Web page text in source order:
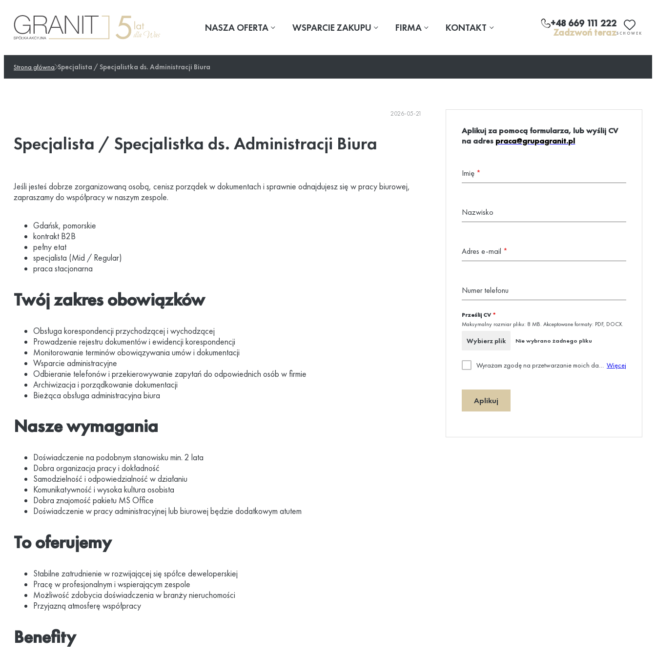
treści
NASZA OFERTA WSPARCIE ZAKUPU FIRMA KONTAKT +48 669 111 222
Zadzwoń terazSCHOWEK
Strona główna Specjalista / Specjalistka ds. Administracji Biura
2026-05-21
Specjalista / Specjalistka ds. Administracji Biura
Jeśli jesteś dobrze zorganizowaną osobą, cenisz porządek w dokumentach i sprawnie odnajdujesz się w pracy biurowej,
zapraszamy do współpracy w naszym zespole.
Gdańsk, pomorskie
kontrakt B2B
pełny etat
specjalista (Mid / Regular)
praca stacjonarna
Twój zakres obowiązków
Obsługa korespondencji przychodzącej i wychodzącej
Prowadzenie rejestru dokumentów i ewidencji korespondencji
Monitorowanie terminów obowiązywania umów i dokumentacji
Wsparcie administracyjne
Odbieranie telefonów i przekierowywanie zapytań do odpowiednich osób w firmie
Archiwizacja i porządkowanie dokumentacji
Bieżąca obsługa administracyjna biura
Nasze wymagania
Doświadczenie na podobnym stanowisku min. 2 lata
Dobra organizacja pracy i dokładność
Samodzielność i odpowiedzialność w działaniu
Komunikatywność i wysoka kultura osobista
Dobra znajomość pakietu MS Office
Doświadczenie w pracy administracyjnej lub biurowej będzie dodatkowym atutem
To oferujemy
Stabilne zatrudnienie w rozwijającej się spółce deweloperskiej
Pracę w profesjonalnym i wspierającym zespole
Możliwość zdobycia doświadczenia w branży nieruchomości
Przyjazną atmosferę współpracy
Benefity
Aplikuj za pomocą formularza, lub wyślij CV
na adres praca@grupagranit.pl
Imię *
Nazwisko
Adres e-mail *
Numer telefonu
Prześlij CV*
Maksymalny rozmiar pliku: 8 MB. Akceptowane formaty: PDF, DOCX.
Wybierz plik Nie wybrano żadnego pliku
Wyrażam zgodę na przetwarzanie moich danych osobowych dla potrzeb niezbędnych do realizacji procesu rekrutacji zgodnie z art. 6 ust. 1 lit. a Rozporządzenia Parlamentu Europejskiego i Rady (UE) 2016/679 z dnia 27 kwietnia 2016 r. w sprawie ochrony osób fizycznych w związku z przetwarzaniem danych osobowych i w sprawie swobodnego przepływu takich danych oraz uchylenia dyrektywy 95/46/WE (ogólne rozporządzenie o ochronie danych). Więcej
Aplikuj